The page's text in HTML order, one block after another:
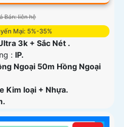
Bán: liên hệ
Mại: 5%-35%
3k + Sắc Nét .
: IP.
Ngoại 50m Hồng Ngoại
Kim loại + Nhựa.